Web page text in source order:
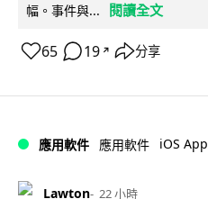
幅。事件與...
閱讀全文
65 19 ↗ 分享
應用軟件 應用軟件 iOS App
Lawton 22 小時